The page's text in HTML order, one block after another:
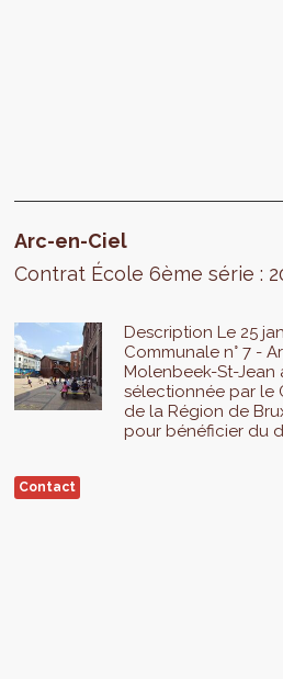
Arc-en-Ciel
Contrat École 6ème série :
Description Le 25
Communale n° 7 -
Molenbeek-St-Jean
sélectionnée par le
de la Région de
pour bénéficier du
Contact